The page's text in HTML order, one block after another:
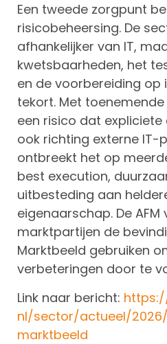
Een tweede zorgpunt
risicobeheersing. De
afhankelijker van IT,
kwetsbaarheden, het
en de voorbereiding op
tekort. Met
een risico dat
ook richting externe IT-
ontbreekt het op
best execution,
uitbesteding aan
eigenaarschap. De
marktpartijen de
Marktbeeld gebruiken
verbeteringen door te
Link naar bericht:
nl/sector/actueel/
marktbeeld